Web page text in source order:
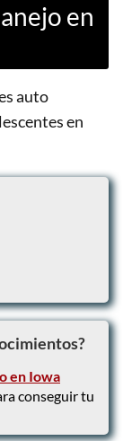
en
auto
en
en Iowa
conseguir tu